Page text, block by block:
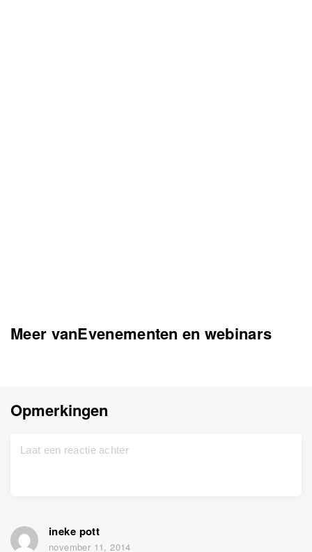
Meer vanEvenementen en webinars
Opmerkingen
ineke pott
november 11, 2014